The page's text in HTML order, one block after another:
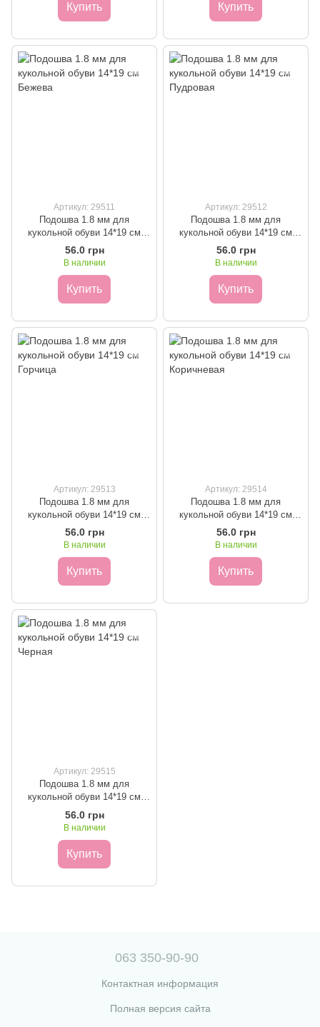
Купить Купить
Артикул: 29511
Подошва 1.8 мм для
кукольной обуви 14*19 см
Бежева
56.0 грн
В наличии
Купить
Артикул: 29512
Подошва 1.8 мм для
кукольной обуви 14*19 см
Пудровая
56.0 грн
В наличии
Купить
Артикул: 29513
Подошва 1.8 мм для
кукольной обуви 14*19 см
Горчица
56.0 грн
В наличии
Купить
Артикул: 29514
Подошва 1.8 мм для
кукольной обуви 14*19 см
Коричневая
56.0 грн
В наличии
Купить
Артикул: 29515
Подошва 1.8 мм для
кукольной обуви 14*19 см
Черная
56.0 грн
В наличии
Купить
063 350-90-90
Контактная информация
Полная версия сайта